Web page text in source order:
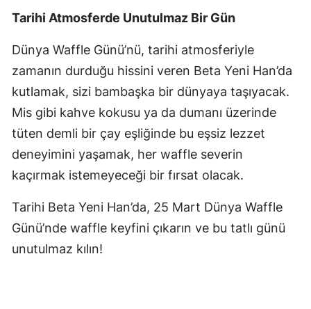
Tarihi Atmosferde Unutulmaz Bir Gün
Dünya Waffle Günü’nü, tarihi atmosferiyle
zamanın durduğu hissini veren Beta Yeni Han’da
kutlamak, sizi bambaşka bir dünyaya taşıyacak.
Mis gibi kahve kokusu ya da dumanı üzerinde
tüten demli bir çay eşliğinde bu eşsiz lezzet
deneyimini yaşamak, her waffle severin
kaçırmak istemeyeceği bir fırsat olacak.
Tarihi Beta Yeni Han’da, 25 Mart Dünya Waffle
Günü’nde waffle keyfini çıkarın ve bu tatlı günü
unutulmaz kılın!